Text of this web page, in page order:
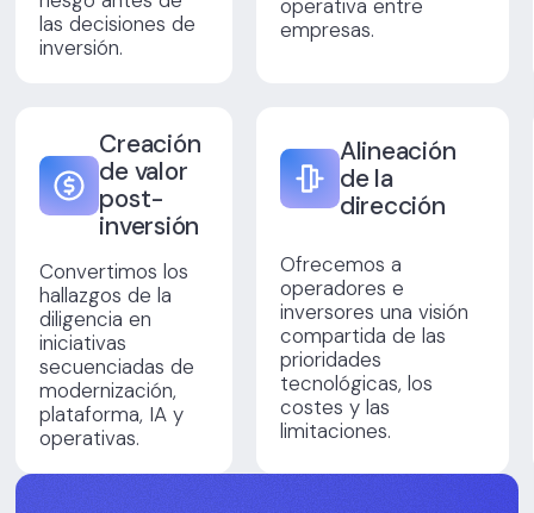
las decisiones de
inversión.
operativa entre
empresas.
Creación
de valor
post-
inversión
Convertimos los
hallazgos de la
diligencia en
iniciativas
secuenciadas de
modernización,
plataforma, IA y
operativas.
Alineación
de la
dirección
Ofrecemos a
operadores e
inversores una visión
compartida de las
prioridades
tecnológicas, los
costes y las
limitaciones.